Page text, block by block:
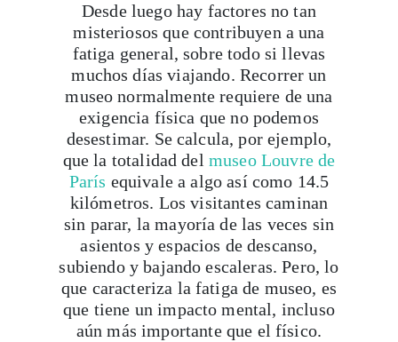
Desde luego hay factores no tan
misteriosos que contribuyen a una
fatiga general, sobre todo si llevas
muchos días viajando. Recorrer un
museo normalmente requiere de una
exigencia física que no podemos
desestimar. Se calcula, por ejemplo,
que la totalidad del museo Louvre de
París equivale a algo así como 14.5
kilómetros. Los visitantes caminan
sin parar, la mayoría de las veces sin
asientos y espacios de descanso,
subiendo y bajando escaleras. Pero, lo
que caracteriza la fatiga de museo, es
que tiene un impacto mental, incluso
aún más importante que el físico.